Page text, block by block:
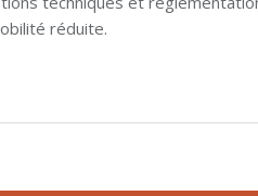
réduite.